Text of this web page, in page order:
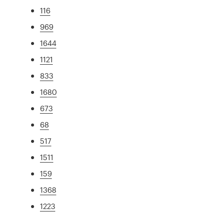
116
969
1644
1121
833
1680
673
68
517
1511
159
1368
1223